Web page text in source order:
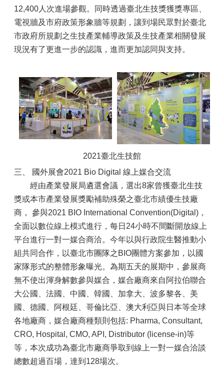
12,400人次進場參觀。同時透過臺北生技獎獲獎專區、
電視牆及市府政策形象牆等規劃，讓到場民眾對於臺北
市政府所規劃之生技產業輔導政策及生技產業相關發展
現況有了更進一步的認識，進而更加認同與支持。
2021臺北生技館
三、 國外展會2021 Bio Digital 線上媒合交流
經由產業發展局遴選會議，選出8家曾獲臺北生技
獎或本市產業發展獎勵補助殊榮之臺北市績優生技廠
商， 參與2021 BIO International Convention(Digital)，
全面以數位線上模式進行，每日24小時不間斷開放線上
平台進行一對一媒合商洽。今年以與行政院生醫推動小
組共同合作，以臺北市團隊之BIO團體方案參加，以國
家隊形式的整體形象曝光。為期五天的展期中，參展商
無不使出渾身解數參與媒合，媒合廠商來自阿拉伯聯合
大公國、法國、中國、韓國、加拿大、波多黎各、美
國、德國、阿根廷、哥倫比亞、澳大利亞與日本等全球
各地廠商，媒合廠商種類則包括: Pharma, Consultant,
CRO, Hospital, CMO, API, Distributor (license-in)等
等，本次成功為臺北市廠商爭取到線上一對一媒合洽談
總數超過百場，達到128場次。